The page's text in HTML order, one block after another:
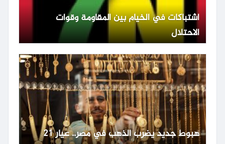
اشتباكات في الخيام بين المقاومة وقوات
الاحتلال
هبوط جديد يضرب الذهب في مصر.. عيار 21